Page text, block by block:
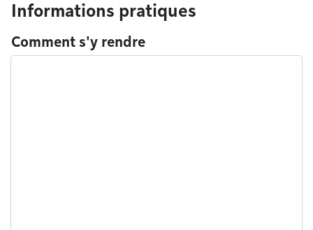
Informations pratiques
Comment s'y rendre